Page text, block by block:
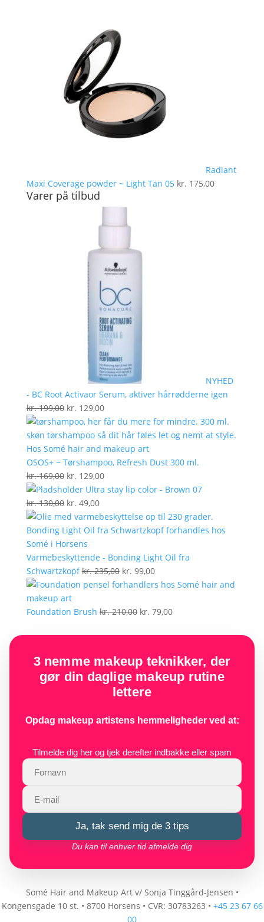
Radiant
Maxi Coverage powder ~ Light Tan 05 kr. 175,00
Varer på tilbud
NYHED
- BC Root Activaor Serum, aktiver hårrødderne igen
kr.199,00 Den
oprindelige
pris
var:
kr. 199,00.
kr. 129,00Den
aktuelle
pris
er:
kr. 129,00.
OSOS+ ~ Tørshampoo, Refresh Dust 300 ml.
kr.169,00 Den
oprindelige
pris
var:
kr. 169,00.
kr. 129,00Den
aktuelle
er:
kr. 129,00.
Ultra stay lip color - Brown 07
kr.130,00 Den
oprindelige
pris
var:
kr. 130,00.
kr. 49,00Den
aktuelle
pris
kr. 49,00.
Varmebeskyttende - Bonding Light Oil fra
Schwartzkopf kr.235,00 Den
oprindelige
var:
kr. 99,00Den
aktuelle
er:
Foundation Brush kr.210,00 Den
pris
kr. 210,00.
kr. 79,00Den
pris
kr. 79,00.
3 nemme makeup teknikker, der
gør din daglige makeup rutine
lettere
Opdag makeup artistens hemmeligheder ved at:
Tilmelde dig her og tjek derefter indbakke eller spam
Ja, tak send mig de 3 tips
Du kan til enhver tid afmelde dig
Somé Hair and Makeup Art v/ Sonja Tinggård-Jensen •
Kongensgade 10 st. • 8700 Horsens • CVR: 30783263 • +45 23 67 66
00